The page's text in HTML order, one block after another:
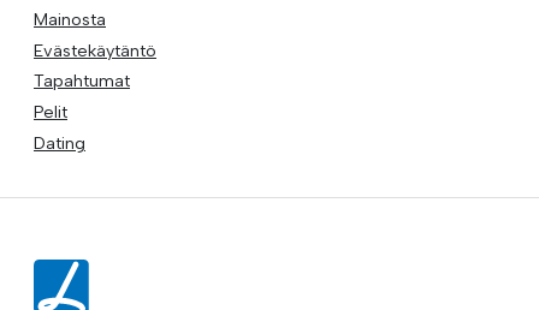
Mainosta
Evästekäytäntö
Tapahtumat
Pelit
Dating